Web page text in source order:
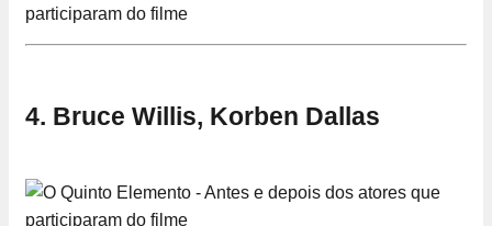
4. Bruce Willis, Korben Dallas